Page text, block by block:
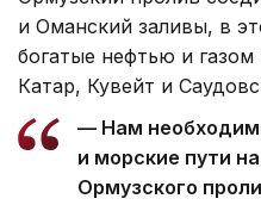
и Оманский заливы, в
богатые нефтью и
Катар, Кувейт и
— Нам
и морские пути
Ормузского